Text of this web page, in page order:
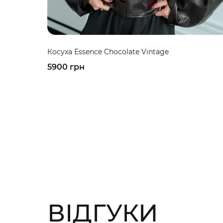
Косуха Essence Chocolate Vintage
5900 грн
ВІДГУКИ